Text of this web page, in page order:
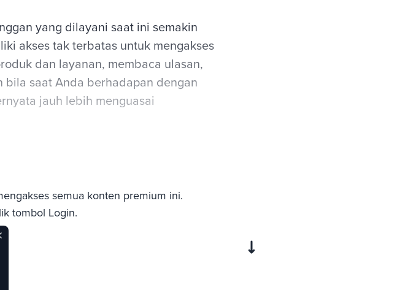
yang dilayani saat ini semakin
akses tak terbatas untuk mengakses
dan layanan, membaca ulasan,
saat Anda berhadapan dengan
jauh lebih menguasai
semua konten premium ini.
tombol Login.